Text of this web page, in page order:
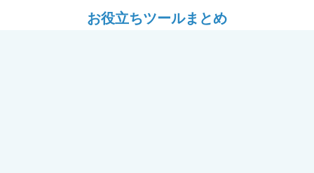
お役立ちツールまとめ